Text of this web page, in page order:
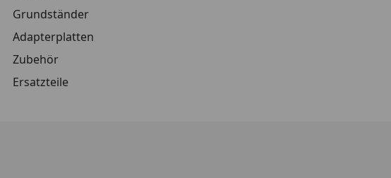
Grundständer
Adapterplatten
Zubehör
Ersatzteile